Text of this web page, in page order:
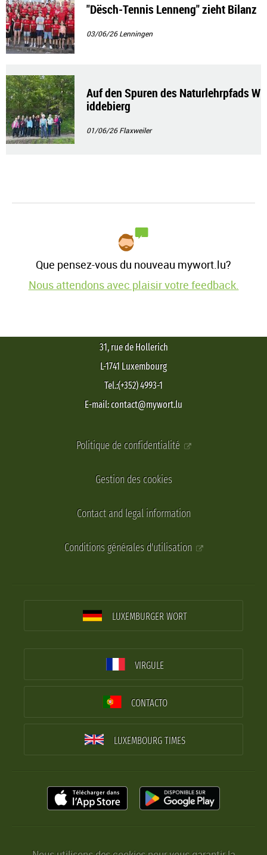
"Dësch-Tennis Lenneng" zieht Bilanz
03/06/26Lenningen
Auf den Spuren des Naturlehrpfads W
iddebierg
01/06/26Flaxweiler
Que pensez-vous du nouveau mywort.lu?
Nous attendons avec plaisir votre feedback.
31, rue de Hollerich
L-1741 Luxembourg
Tel.:(+352) 4993-1
E-mail: contact@mywort.lu
Politique de confidentialité
Gestion des cookies
Contact and legal information
Conditions générales d'utilisation
LUXEMBURGER WORT
VIRGULE
CONTACTO
LUXEMBOURG TIMES